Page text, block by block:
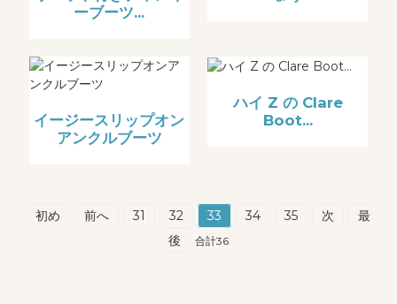
ーブーツ...
イージースリップオン
アンクルブーツ
ハイ Z の Clare
Boot...
初め 前へ 31 32 33 34 35 次
最
後
合計36